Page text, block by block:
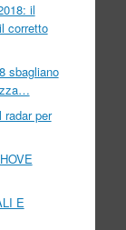
il
corretto
sbagliano
radar per
E